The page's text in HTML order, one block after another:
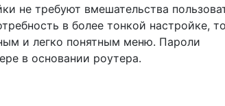
не требуют вмешательства
в более тонкой настройке, то
и легко понятным меню. Пароли
в основании роутера.